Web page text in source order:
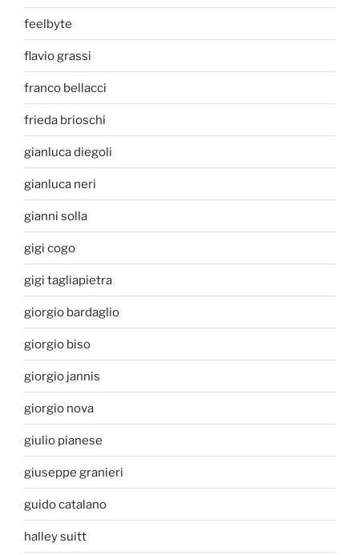
feelbyte
flavio grassi
franco bellacci
frieda brioschi
gianluca diegoli
gianluca neri
gianni solla
gigi cogo
gigi tagliapietra
giorgio bardaglio
giorgio biso
giorgio jannis
giorgio nova
giulio pianese
giuseppe granieri
guido catalano
halley suitt